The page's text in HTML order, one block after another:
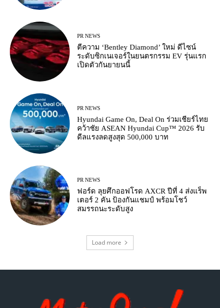
PR NEWS
ตีความ ‘Bentley Diamond’ ใหม่ ดีไซน์
ระดับซิกเนเจอร์ในยนตรกรรม EV รุ่นแรก
เปิดตัวกันยายนนี้
PR NEWS
Hyundai Game On, Deal On ร่วมเชียร์ไทย
คว้าชัย ASEAN Hyundai Cup™ 2026 รับ
ดีลแรงลดสูงสุด 500,000 บาท
PR NEWS
ฟอร์ด ลุยศึกออฟโรด AXCR ปีที่ 4 ส่งแร็พ
เตอร์ 2 คัน ป้องกันแชมป์ พร้อมโชว์
สมรรถนะระดับสูง
Load more